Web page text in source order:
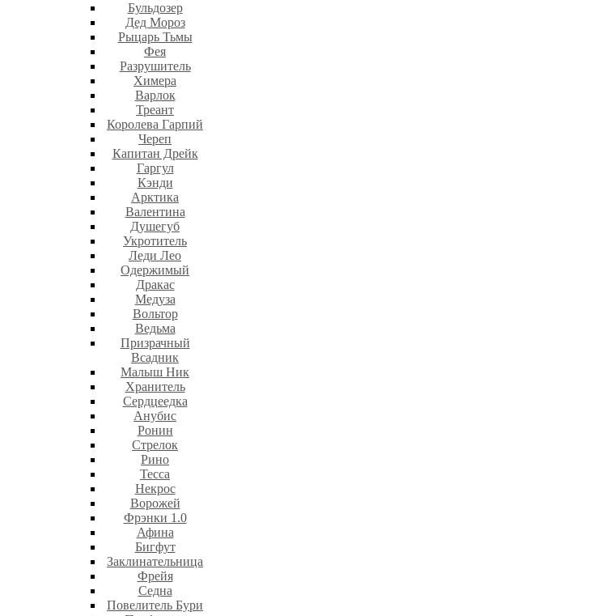
Бульдозер
Дед Мороз
Рыцарь Тьмы
Фея
Разрушитель
Химера
Варлок
Треант
Королева Гарпий
Череп
Капитан Дрейк
Гаргул
Кэнди
Арктика
Валентина
Душегуб
Укротитель
Леди Лео
Одержимый
Дракас
Медуза
Вольтор
Ведьма
Призрачный
Всадник
Малыш Ник
Хранитель
Сердцеедка
Анубис
Ронин
Стрелок
Рино
Тесса
Некрос
Ворожей
Фрэнки 1.0
Афина
Бигфут
Заклинательница
Фрейя
Седна
Повелитель Бури